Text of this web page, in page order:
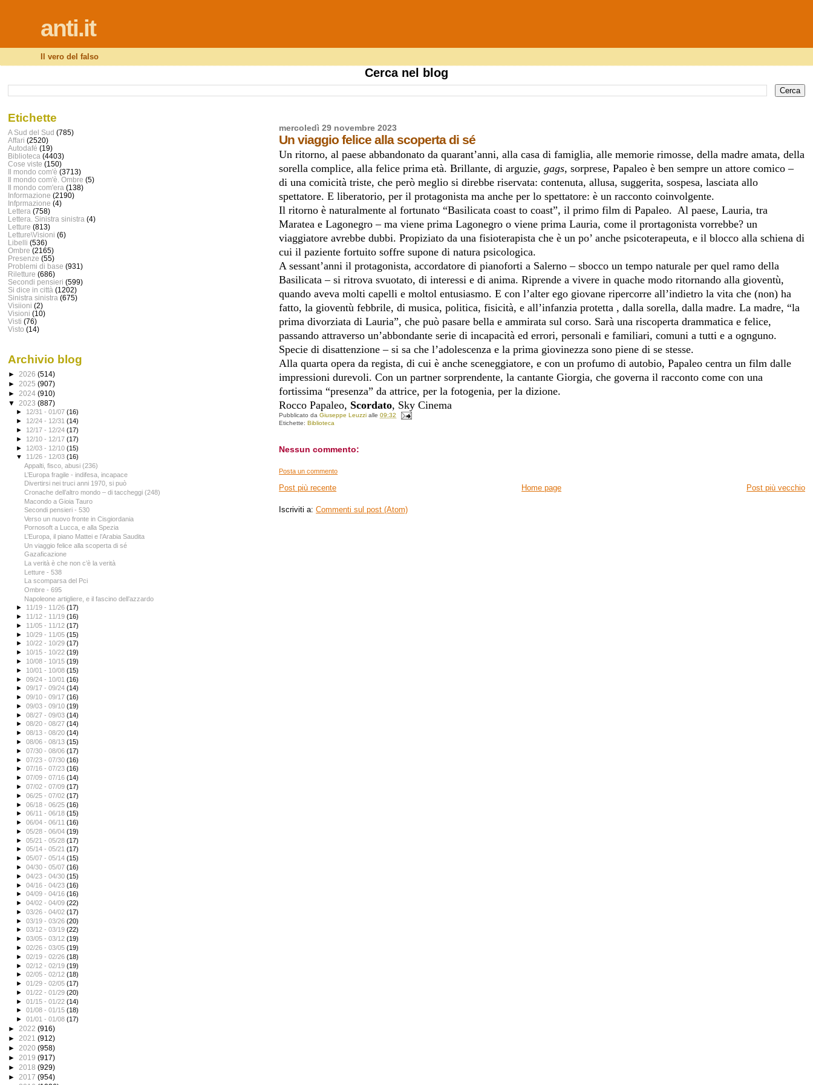
anti.it
Il vero del falso
Cerca nel blog
mercoledì 29 novembre 2023
Un viaggio felice alla scoperta di sé
Un ritorno, al paese abbandonato da quarant’anni, alla casa di famiglia, alle memorie rimosse, della madre amata, della
sorella complice, alla felice prima età. Brillante, di arguzie,gags, sorprese, Papaleo è ben sempre un attore comico –
di una comicità triste, che però meglio si direbbe riservata: contenuta, allusa, suggerita, sospesa, lasciata allo
spettatore. E liberatorio, per il protagonista ma anche per lo spettatore: è un racconto coinvolgente.
Il ritorno è naturalmente al fortunato “Basilicata coast to coast”, il primo film di Papaleo. Al paese, Lauria, tra
Maratea e Lagonegro – ma viene prima Lagonegro o viene prima Lauria, come il prortagonista vorrebbe? un
viaggiatore avrebbe dubbi. Propiziato da una fisioterapista che è un po’ anche psicoterapeuta, e il blocco alla schiena di
cui il paziente fortuito soffre supone di natura psicologica.
A sessant’anni il protagonista, accordatore di pianoforti a Salerno – sbocco un tempo naturale per quel ramo della
Basilicata – si ritrova svuotato, di interessi e di anima. Riprende a vivere in quache modo ritornando alla gioventù,
quando aveva molti capelli e moltol entusiasmo. E con l’alter ego giovane ripercorre all’indietro la vita che (non) ha
fatto, la gioventù febbrile, di musica, politica, fisicità, e all’infanzia protetta , dalla sorella, dalla madre. La madre, “la
prima divorziata di Lauria”, che può pasare bella e ammirata sul corso. Sarà una riscoperta drammatica e felice,
passando attraverso un’abbondante serie di incapacità ed errori, personali e familiari, comuni a tutti e a ognguno.
Specie di disattenzione – si sa che l’adolescenza e la prima giovinezza sono piene di se stesse.
Alla quarta opera da regista, di cui è anche sceneggiatore, e con un profumo di autobio, Papaleo centra un film dalle
impressioni durevoli. Con un partner sorprendente, la cantante Giorgia, che governa il racconto come con una
fortissima “presenza” da attrice, per la fotogenia, per la dizione.
Rocco Papaleo, Scordato, Sky Cinema
Pubblicato daGiuseppe Leuzzi alle09:32
Etichette:Biblioteca
Nessun commento:
Posta un commento
Post più recente Post più vecchio
Home page
Iscriviti a:Commenti sul post (Atom)
Etichette
A Sud del Sud (785)
Affari (2520)
Autodafé (19)
Biblioteca (4403)
Cose viste (150)
Il mondo com'è (3713)
Il mondo com'è. Ombre (5)
Il mondo com'era (138)
Informazione (2190)
Infprmazione (4)
Lettera (758)
Lettera. Sinistra sinistra (4)
Letture (813)
Letture\Visioni (6)
Libelli (536)
Ombre (2165)
Presenze (55)
Problemi di base (931)
Riletture (686)
Secondi pensieri (599)
Si dice in città (1202)
Sinistra sinistra (675)
Visiioni (2)
Visioni (10)
Visti (76)
Visto (14)
Archivio blog
► 2026 (514)
► 2025 (907)
► 2024 (910)
▼ 2023 (887)
► 12/31 - 01/07(16)
► 12/24 - 12/31(14)
► 12/17 - 12/24(17)
► 12/10 - 12/17(17)
► 12/03 - 12/10(15)
▼ 11/26 - 12/03(16)
Appalti, fisco, abusi (236)
L’Europa fragile - indifesa, incapace
Divertirsi nei truci anni 1970, si può
Cronache dell’altro mondo – di taccheggi (248)
Macondo a Gioia Tauro
Secondi pensieri - 530
Verso un nuovo fronte in Cisgiordania
Pornosoft a Lucca, e alla Spezia
L’Europa, il piano Mattei e l’Arabia Saudita
Un viaggio felice alla scoperta di sé
Gazaficazione
La verità è che non c’è la verità
Letture - 538
La scomparsa del Pci
Ombre - 695
Napoleone artigliere, e il fascino dell’azzardo
► 11/19 - 11/26(17)
► 11/12 - 11/19(16)
► 11/05 - 11/12(17)
► 10/29 - 11/05(15)
► 10/22 - 10/29(17)
► 10/15 - 10/22(19)
► 10/08 - 10/15(19)
► 10/01 - 10/08(15)
►09/24 - 10/01(16)
►09/17 - 09/24(14)
►09/10 - 09/17(16)
►09/03 - 09/10(19)
►08/27 - 09/03(14)
►08/20 - 08/27(14)
►08/13 - 08/20(14)
►08/06 - 08/13(15)
►07/30 - 08/06(17)
►07/23 - 07/30(16)
►07/16 - 07/23(16)
►07/09 - 07/16(14)
►07/02 - 07/09(17)
►06/25 - 07/02(17)
►06/18 - 06/25(16)
►06/11 - 06/18(15)
►06/04 - 06/11(16)
►05/28 - 06/04(19)
►05/21 - 05/28(17)
►05/14 - 05/21(17)
►05/07 - 05/14(15)
►04/30 - 05/07(16)
►04/23 - 04/30(15)
►04/16 - 04/23(16)
►04/09 - 04/16(16)
►04/02 - 04/09(22)
►03/26 - 04/02(17)
►03/19 - 03/26(20)
►03/12 - 03/19(22)
►03/05 - 03/12(19)
►02/26 - 03/05(19)
►02/19 - 02/26(18)
►02/12 - 02/19(19)
►02/05 - 02/12(18)
►01/29 - 02/05(17)
►01/22 - 01/29(20)
►01/15 - 01/22(14)
►01/08 - 01/15(18)
►01/01 - 01/08(17)
► 2022 (916)
► 2021 (912)
► 2020 (958)
► 2019 (917)
► 2018 (929)
► 2017 (954)